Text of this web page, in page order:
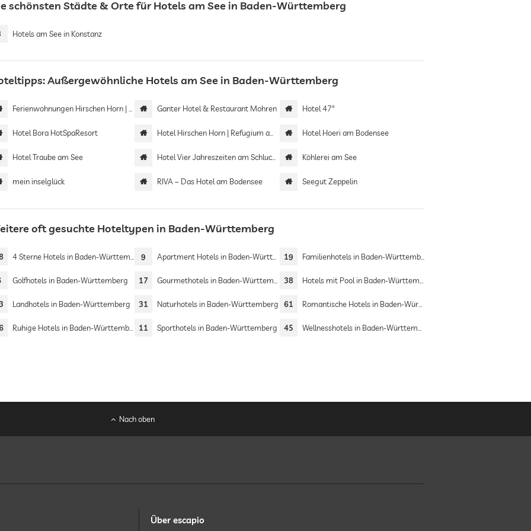
schönsten Städte & Orte für Hotels am See in Baden-Württemberg
Hotels am See in Konstanz
Außergewöhnliche Hotels am See in Baden-Württemberg
Ferienwohnungen Hirschen Horn | Boardinghouse Bodensee Ganter Hotel & Restaurant Mohren Hotel 47°
Hotel Bora HotSpaResort Hotel Hirschen Horn | Refugium am Bodensee Hotel Hoeri am Bodensee
Hotel Traube am See Hotel Vier Jahreszeiten am Schluchsee Köhlerei am See
mein inselglück RIVA – Das Hotel am Bodensee Seegut Zeppelin
oft gesuchte Hoteltypen in Baden-Württemberg
4 Sterne Hotels in Baden-Württemberg 9 Apartment Hotels in Baden-Württemberg 19 Familienhotels in Baden-Württemberg
Golfhotels in Baden-Württemberg 17 Gourmethotels in Baden-Württemberg 38 Hotels mit Pool in Baden-Württemberg
Landhotels in Baden-Württemberg 31 Naturhotels in Baden-Württemberg 61 Romantische Hotels in Baden-Württemberg
Ruhige Hotels in Baden-Württemberg 11 Sporthotels in Baden-Württemberg 45 Wellnesshotels in Baden-Württemberg
Nach oben
Über escapio